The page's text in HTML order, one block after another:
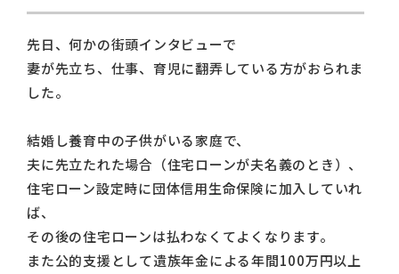
先日、何かの街頭インタビューで
妻が先立ち、仕事、育児に翻弄している方がおられま
した。
結婚し養育中の子供がいる家庭で、
夫に先立たれた場合（住宅ローンが夫名義のとき）、
住宅ローン設定時に団体信用生命保険に加入していれ
ば、
その後の住宅ローンは払わなくてよくなります。
また公的支援として遺族年金による年間100万円以上